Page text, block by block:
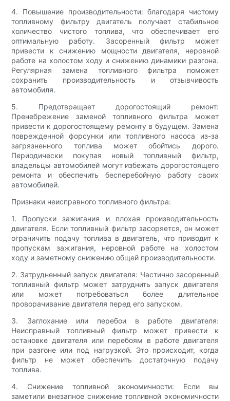
4. Повышение производительности: благодаря чистому
топливному фильтру двигатель получает стабильное
количество чистого топлива, что обеспечивает его
оптимальную работу. Засоренный фильтр может
привести к снижению мощности двигателя, неровной
работе на холостом ходу и снижению динамики разгона.
Регулярная замена топливного фильтра поможет
сохранить производительность и отзывчивость
автомобиля.
5. Предотвращает дорогостоящий ремонт:
Пренебрежение заменой топливного фильтра может
привести к дорогостоящему ремонту в будущем. Замена
поврежденной форсунки или топливного насоса из-за
загрязненного топлива может обойтись дорого.
Периодически покупая новый топливный фильтр,
владельцы автомобилей могут избежать дорогостоящего
ремонта и обеспечить бесперебойную работу своих
автомобилей.
Признаки неисправного топливного фильтра:
1. Пропуски зажигания и плохая производительность
двигателя. Если топливный фильтр засоряется, он может
ограничить подачу топлива в двигатель, что приводит к
пропускам зажигания, неровной работе на холостом
ходу и заметному снижению общей производительности.
2. Затрудненный запуск двигателя: Частично засоренный
топливный фильтр может затруднить запуск двигателя
или может потребоваться более длительное
проворачивание двигателя перед его запуском.
3. Заглохание или перебои в работе двигателя:
Неисправный топливный фильтр может привести к
остановке двигателя или перебоям в работе двигателя
при разгоне или под нагрузкой. Это происходит, когда
фильтр не может обеспечить достаточную подачу
топлива.
4. Снижение топливной экономичности: Если вы
заметили внезапное снижение топливной экономичности